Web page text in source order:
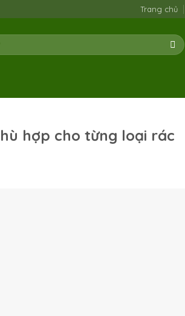
Trang chủ
hợp cho từng loại rác